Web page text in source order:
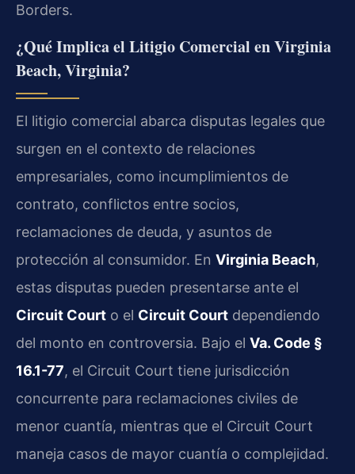
Borders.
¿Qué Implica el Litigio Comercial en Virginia
Beach, Virginia?
El litigio comercial abarca disputas legales que
surgen en el contexto de relaciones
empresariales, como incumplimientos de
contrato, conflictos entre socios,
reclamaciones de deuda, y asuntos de
protección al consumidor. En Virginia Beach,
estas disputas pueden presentarse ante el
Circuit Court o el Circuit Court dependiendo
del monto en controversia. Bajo el Va. Code §
16.1-77, el Circuit Court tiene jurisdicción
concurrente para reclamaciones civiles de
menor cuantía, mientras que el Circuit Court
maneja casos de mayor cuantía o complejidad.